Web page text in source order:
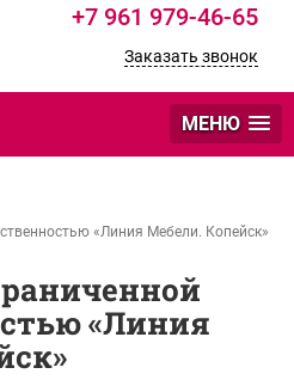
+7 961 979-46-65
Заказать звонок
МЕНЮ
«Линия Мебели. Копейск»
«Линия